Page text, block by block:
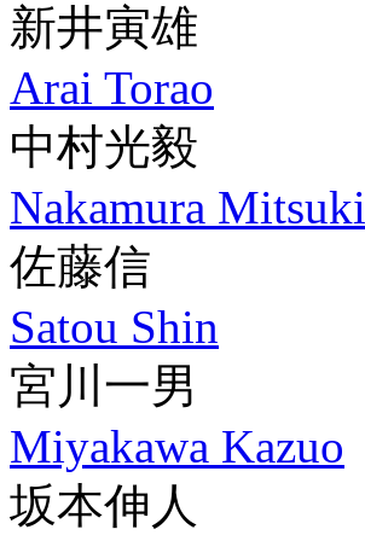
新井寅雄
Arai Torao
中村光毅
Nakamura Mitsuki
佐藤信
Satou Shin
宮川一男
Miyakawa Kazuo
坂本伸人